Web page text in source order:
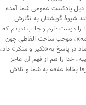
ذیل پادکست عمومی شما آمده
شیوهٔ گویشتان به نگارش
را دوست دارم و جالب ندیدم که
موجب ساخت الفاظی چون
در پاسخ به«نکیر و منکر» داد،
خدا را هم از فهم آن عاجز
بخاط علاقه به شما و تلاش